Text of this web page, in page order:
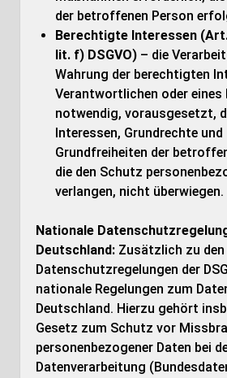
der betroffenen Person
Berechtigte Interessen (Art.
lit. f) DSGVO)– die
Wahrung der berechtigten
Verantwortlichen oder eines
notwendig, vorausgesetzt,
Interessen, Grundrechte und
Grundfreiheiten der
die den Schutz
verlangen, nicht überwiegen.
Nationale
Deutschland: Zusätzlich zu den
Datenschutzregelungen der
nationale Regelungen zum
Deutschland. Hierzu gehört
Gesetz zum Schutz vor
personenbezogener Daten bei
Datenverarbeitung